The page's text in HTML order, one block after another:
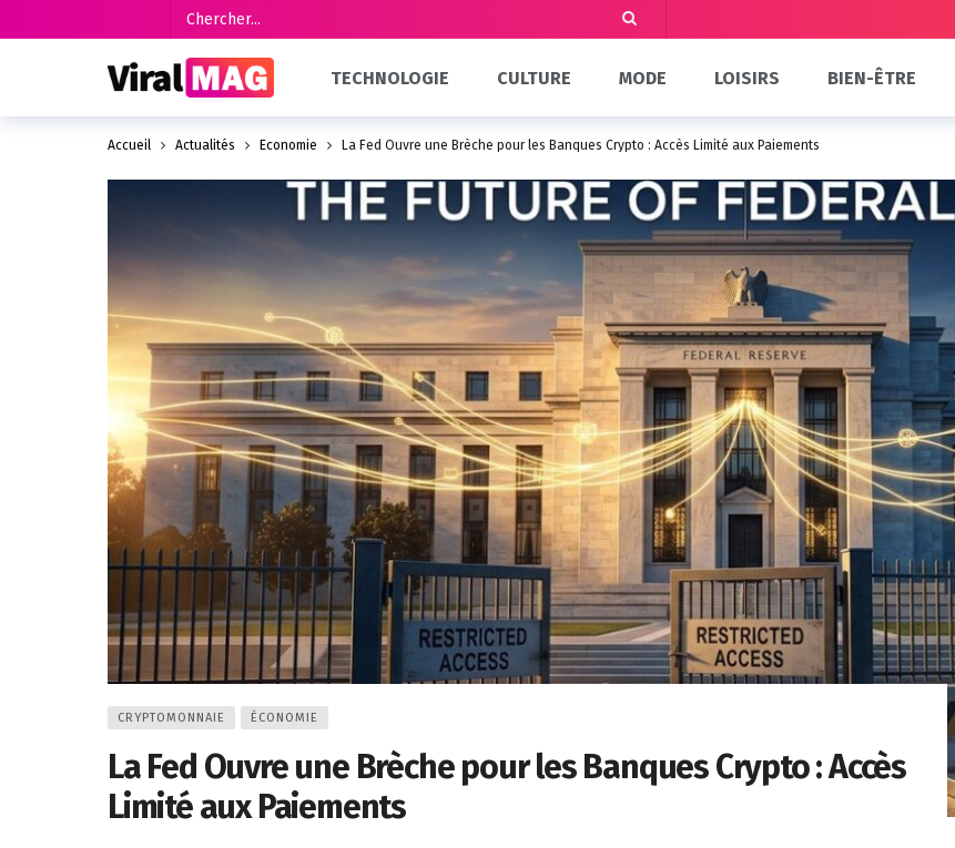
TECHNOLOGIE CULTURE MODE LOISIRS BIEN-ÊTRE
Accueil Actualités Économie La Fed Ouvre une Brèche pour les Banques Crypto : Accès Limité aux Paiements
CRYPTOMONNAIE ÉCONOMIE
La Fed Ouvre une Brèche pour les Banques Crypto : Accès
Limité aux Paiements